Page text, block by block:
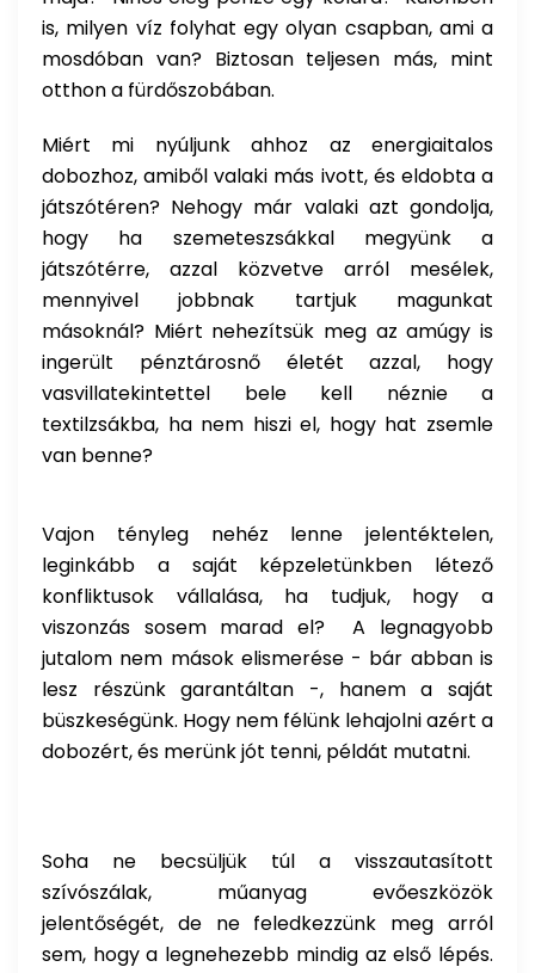
is, milyen víz folyhat egy olyan csapban, ami a
mosdóban van? Biztosan teljesen más, mint
otthon a fürdőszobában.
Miért mi nyúljunk ahhoz az energiaitalos
dobozhoz, amiből valaki más ivott, és eldobta a
játszótéren? Nehogy már valaki azt gondolja,
hogy ha szemeteszsákkal megyünk a
játszótérre, azzal közvetve arról mesélek,
mennyivel jobbnak tartjuk magunkat
másoknál? Miért nehezítsük meg az amúgy is
ingerült pénztárosnő életét azzal, hogy
vasvillatekintettel bele kell néznie a
textilzsákba, ha nem hiszi el, hogy hat zsemle
van benne?
Vajon tényleg nehéz lenne jelentéktelen,
leginkább a saját képzeletünkben létező
konfliktusok vállalása, ha tudjuk, hogy a
viszonzás sosem marad el? A legnagyobb
jutalom nem mások elismerése - bár abban is
lesz részünk garantáltan -, hanem a saját
büszkeségünk. Hogy nem félünk lehajolni azért a
dobozért, és merünk jót tenni, példát mutatni.
Soha ne becsüljük túl a visszautasított
szívószálak, műanyag evőeszközök
jelentőségét, de ne feledkezzünk meg arról
sem, hogy a legnehezebb mindig az első lépés.